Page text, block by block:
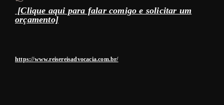
[Clique aqui para falar comigo e solicitar um
orçamento]
https://www.reisereisadvocacia.com.br/